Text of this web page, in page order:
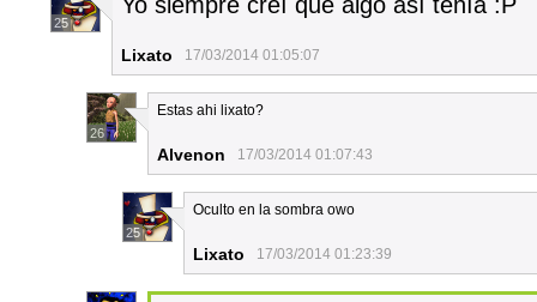
25
Lixato 17/03/2014 01:05:07
26
Estas ahi lixato?
Alvenon 17/03/2014 01:07:43
25
Oculto en la sombra owo
Lixato 17/03/2014 01:23:39